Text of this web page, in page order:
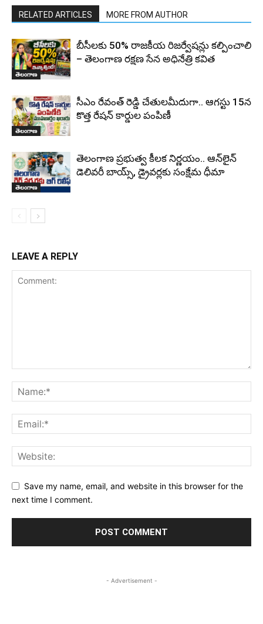
RELATED ARTICLES MORE FROM AUTHOR
తెలంగాణ
బీసీలకు 50% రాజకీయ రిజర్వేషన్లు కల్పించాలి
– తెలంగాణ రక్షణ సేన అధినేత్రి కవిత
తెలంగాణ
సీఎం రేవంత్ రెడ్డి చేతులమీదుగా.. ఆగస్టు 15న
కొత్త రేషన్ కార్డుల పంపిణీ
తెలంగాణ
తెలంగాణ ప్రభుత్వ కీలక నిర్ణయం.. ఆన్‌లైన్
డెలివరీ బాయ్స్, డ్రైవర్లకు సంక్షేమ ధీమా
LEAVE A REPLY
Save my name, email, and website in this browser for the
next time I comment.
- Advertisement -